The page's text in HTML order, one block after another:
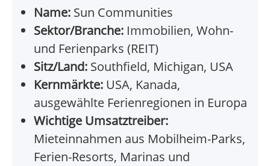
Name: Sun Communities
Sektor/Branche: Immobilien, Wohn-
und Ferienparks (REIT)
Sitz/Land: Southfield, Michigan, USA
Kernmärkte: USA, Kanada,
ausgewählte Ferienregionen in Europa
Wichtige Umsatztreiber:
Mieteinnahmen aus Mobilheim-Parks,
Ferien-Resorts, Marinas und